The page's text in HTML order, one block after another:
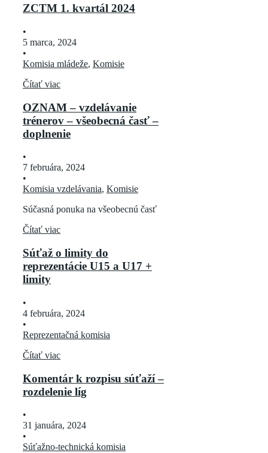
ZCTM 1. kvartál 2024
•
5 marca, 2024
•
Komisia mládeže, Komisie
Čítať viac
OZNAM – vzdelávanie
trénerov – všeobecná časť –
doplnenie
•
7 februára, 2024
•
Komisia vzdelávania, Komisie
Súčasná ponuka na všeobecnú časť
Čítať viac
Súťaž o limity do
reprezentácie U15 a U17 +
limity
•
4 februára, 2024
•
Reprezentačná komisia
Čítať viac
Komentár k rozpisu súťaží –
rozdelenie líg
•
31 januára, 2024
•
Súťažno-technická komisia